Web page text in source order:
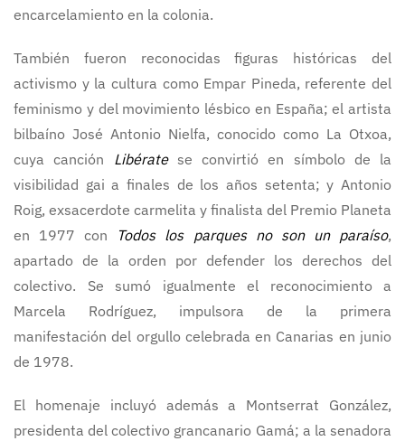
encarcelamiento en la colonia.
También fueron reconocidas figuras históricas del
activismo y la cultura como Empar Pineda, referente del
feminismo y del movimiento lésbico en España; el artista
bilbaíno José Antonio Nielfa, conocido como La Otxoa,
cuya canción Libératese convirtió en símbolo de la
visibilidad gai a finales de los años setenta; y Antonio
Roig, exsacerdote carmelita y finalista del Premio Planeta
en 1977 con
Todos los parques no son un paraíso,
apartado de la orden por defender los derechos del
colectivo. Se sumó igualmente el reconocimiento a
Marcela Rodríguez, impulsora de la primera
manifestación del orgullo celebrada en Canarias en junio
de 1978.
El homenaje incluyó además a Montserrat González,
presidenta del colectivo grancanario Gamá; a la senadora